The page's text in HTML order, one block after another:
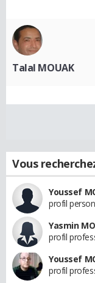
Talal MOUAK
Vous
Youssef
profil
Yasmin
profil
Youssef
profil